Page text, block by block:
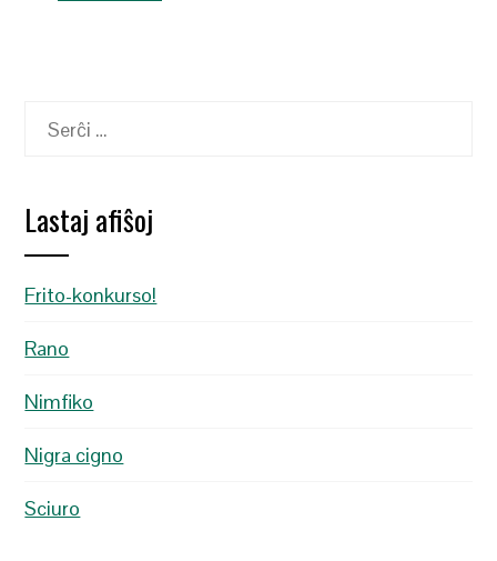
Serĉu:
Lastaj afiŝoj
Frito-konkurso!
Rano
Nimfiko
Nigra cigno
Sciuro